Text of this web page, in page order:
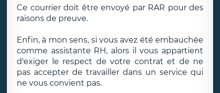
Ce courrier doit être envoyé par RAR pour des
raisons de preuve.
Enfin, à mon sens, si vous avez été embauchée
comme assistante RH, alors il vous appartient
d'exiger le respect de votre contrat et de ne
pas accepter de travailler dans un service qui
ne vous convient pas.